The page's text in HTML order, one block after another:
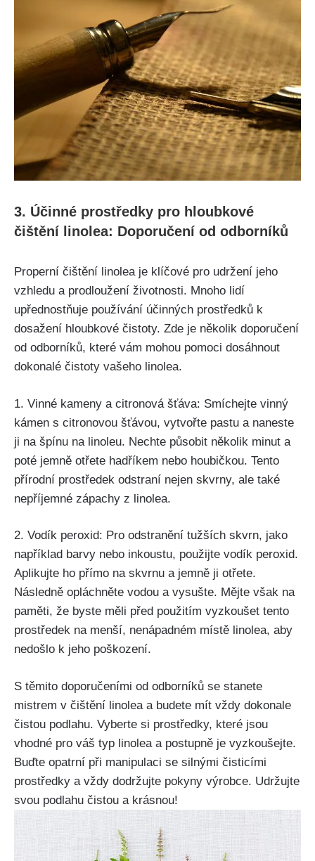
3. Účinné prostředky pro hloubkové
čištění linolea: Doporučení od odborníků
Properní čištění linolea je klíčové pro udržení jeho
vzhledu a prodloužení životnosti. Mnoho lidí
upřednostňuje ‍používání účinných prostředků k
dosažení hloubkové čistoty. Zde je několik doporučení
od odborníků, ‌které vám ​mohou pomoci dosáhnout
dokonalé čistoty vašeho linolea.
1. Vinné kameny a citronová šťáva: Smíchejte vinný
kámen s citronovou šťávou, vytvořte pastu a naneste
ji na špínu na linoleu. Nechte působit několik minut ‍a
poté jemně ‌otřete ⁣hadříkem nebo houbičkou. Tento
přírodní prostředek odstraní nejen skvrny,‌ ale⁣ také
nepříjemné zápachy z linolea.
2. Vodík​ peroxid: Pro odstranění tužších skvrn, jako
například barvy nebo inkoustu, použijte vodík peroxid.
Aplikujte ho přímo na skvrnu a jemně ji otřete.
Následně opláchněte vodou a vysušte. Mějte však na
paměti, že byste měli před použitím vyzkoušet tento
prostředek na menší, nenápadném místě ⁢linolea, aby
nedošlo k jeho poškození.
S těmito doporučeními od odborníků se stanete
mistrem v čištění linolea a budete mít vždy dokonale⁤
čistou podlahu. Vyberte si prostředky, které jsou
vhodné pro váš ​typ‌ linolea a postupně je vyzkoušejte.
Buďte opatrní při ⁤manipulaci se silnými čisticími ​
prostředky⁣ a vždy dodržujte pokyny výrobce. Udržujte
svou podlahu čistou a krásnou!